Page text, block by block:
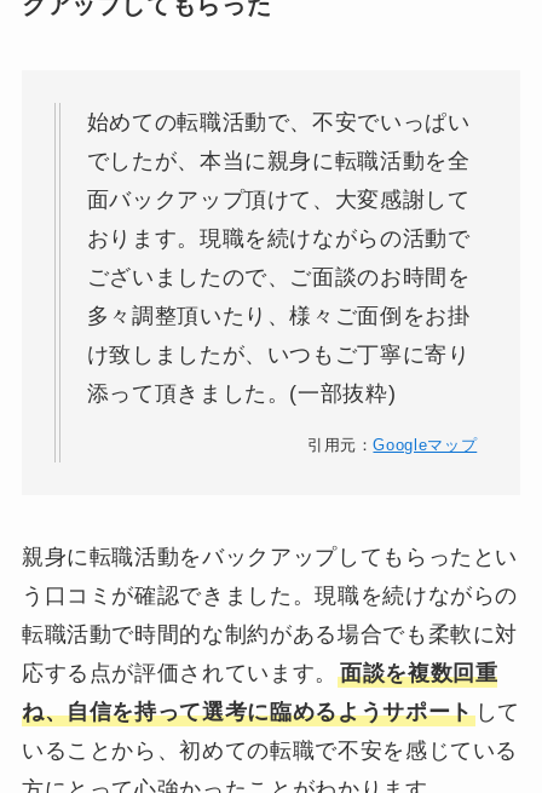
クアップしてもらった
始めての転職活動で、不安でいっぱい
でしたが、本当に親身に転職活動を全
面バックアップ頂けて、大変感謝して
おります。現職を続けながらの活動で
ございましたので、ご面談のお時間を
多々調整頂いたり、様々ご面倒をお掛
け致しましたが、いつもご丁寧に寄り
添って頂きました。(一部抜粋)
引用元：Googleマップ
親身に転職活動をバックアップしてもらったとい
う口コミが確認できました。現職を続けながらの
転職活動で時間的な制約がある場合でも柔軟に対
応する点が評価されています。 面談を複数回重
ね、自信を持って選考に臨めるようサポートして
いることから、初めての転職で不安を感じている